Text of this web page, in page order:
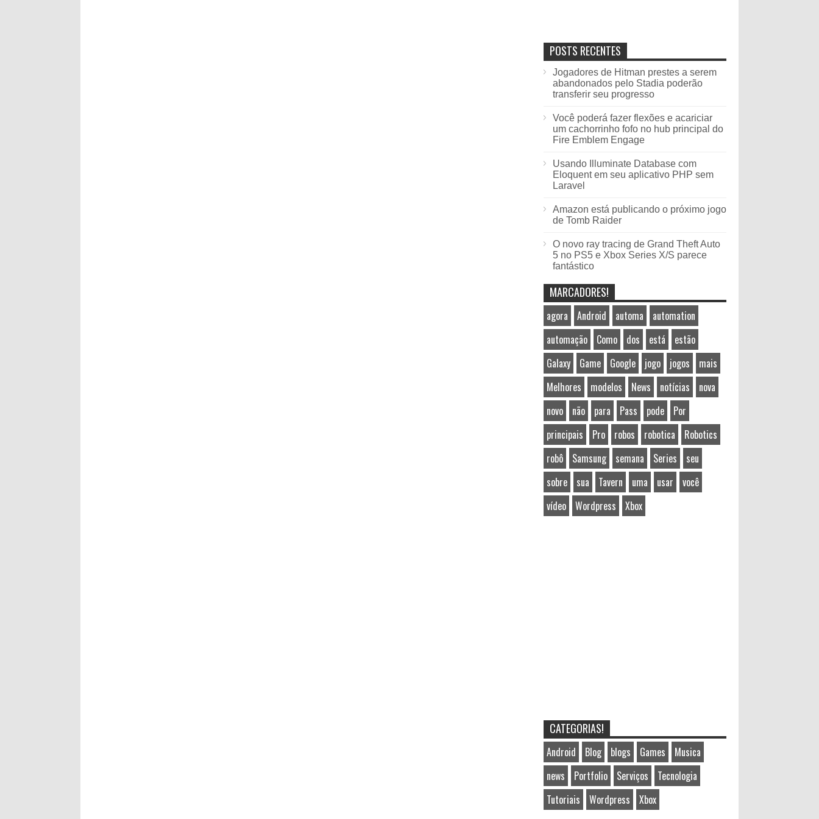
POSTS RECENTES
Jogadores de Hitman prestes a serem
abandonados pelo Stadia poderão
transferir seu progresso
Você poderá fazer flexões e acariciar
um cachorrinho fofo no hub principal do
Fire Emblem Engage
Usando Illuminate Database com
Eloquent em seu aplicativo PHP sem
Laravel
Amazon está publicando o próximo jogo
de Tomb Raider
O novo ray tracing de Grand Theft Auto
5 no PS5 e Xbox Series X/S parece
fantástico
MARCADORES!
agora Android automa
automation
automação
Como dos está
estão
Galaxy
Game Google jogo jogos
mais
Melhores
modelos News notícias
nova
novo
não para Pass pode
Por
principais
Pro robos robotica
Robotics
robô
Samsung semana Series
seu
sobre
sua Tavern uma usar
você
vídeo
Wordpress Xbox
CATEGORIAS!
Android Blog blogs Games
Musica
news
Portfolio Serviços
Tecnologia
Tutoriais
Wordpress Xbox